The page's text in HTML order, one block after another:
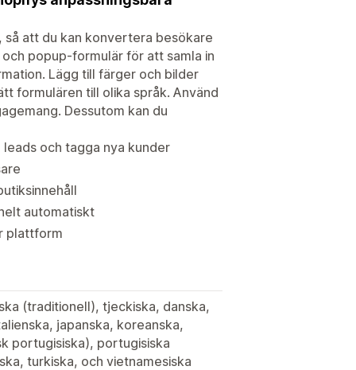
så att du kan konvertera besökare
popup-formulär för att samla in
Lägg till färger och bilder
formulären till olika språk. Använd
Dessutom kan du
och tagga nya kunder
automatiskt
plattform
(traditionell), tjeckiska, danska,
japanska, koreanska,
portugisiska), portugisiska
turkiska, och vietnamesiska